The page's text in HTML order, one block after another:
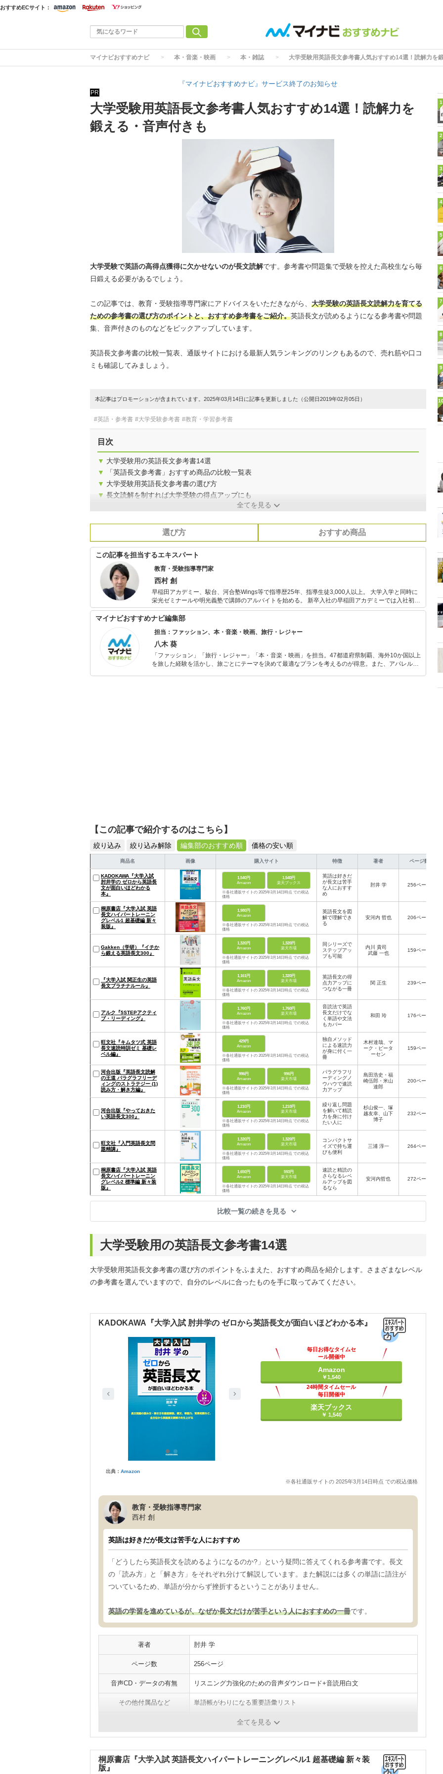
おすすめECサイト：
マイナビおすすめナビ 本・音楽・映画 本・雑誌 大学受験用英語長文参考書人気おすすめ14選！読解力を
『マイナビおすすめナビ』サービス終了のお知らせ
PR
大学受験用英語長文参考書人気おすすめ14選！読解力を
鍛える・音声付きも
大学受験で英語の高得点獲得に欠かせないのが長文読解です。参考書や問題集で受験を控えた高校生なら毎
日鍛える必要があるでしょう。
この記事では、教育・受験指導専門家にアドバイスをいただきながら、 大学受験の英語長文読解力を育てる
ための参考書の選び方のポイントと、おすすめ参考書をご紹介。英語長文が読めるようになる参考書や問題
集、音声付きのものなどをピックアップしています。
英語長文参考書の比較一覧表、通販サイトにおける最新人気ランキングのリンクもあるので、売れ筋や口コ
ミも確認してみましょう。
本記事はプロモーションが含まれています。2025年03月14日に記事を更新しました（公開日2019年02月05日）
#英語・参考書 #大学受験参考書 #教育・学習参考書
目次
▼ 大学受験用の英語長文参考書14選
▼
「英語長文参考書」おすすめ商品の比較一覧表
▼ 大学受験用英語長文参考書の選び方
▼ 長文読解を制すれば大学受験の得点アップにも
全てを見る
選び方 おすすめ商品
この記事を担当するエキスパート
教育・受験指導専門家
西村 創
早稲田アカデミー、駿台、河合塾Wings等で指導歴25年、指導生徒3,000人以上。 大学入学と同時に
栄光ゼミナールや明光義塾で講師のアルバイトを始める。 新卒入社の早稲田アカデミーでは入社初年
度に生徒授業満足度全講師中1位を取り、社長から表彰される。 駿台ではシンガポール校講師を経
て、社歴80年初の20代校長として香港校校長を務め、過去最高の合格実績を出す。 河合塾Wingsでは
プロダクション運営、All Aboutの教育・受験ガイド、教育・受験情報webメディアのコンテンツ執
筆・編集、全国の中学校・高校でのセミナー講演、書籍執筆などに携わる。 書籍出版10冊
（KADOKAWA、PHP研究所他）は全て重版更新中、累計14万部突破。 テレビ・新聞・雑誌などのメ
ディア出演、掲載多数。 「にしむら先生 受験指導専門家」としてYouTube配信中。
マイナビおすすめナビ編集部
担当：ファッション、本・音楽・映画、旅行・レジャー
八木 葵
「ファッション」「旅行・レジャー」「本・音楽・映画」を担当。47都道府県制覇、海外10か国以上
を旅した経験を活かし、旅ごとにテーマを決めて最適なプランを考えるのが得意。また、アパレルシ
【この記事で紹介するのはこちら】
絞り込み 絞り込み解除 編集部のおすすめ順 価格の安い順
商品名 画像 購入サイト 特徴 著者 ページ数
KADOKAWA『大学入試
肘井学の ゼロから英語長
文が面白いほどわかる
本』
1,540円
Amazon
1,540円
楽天ブックス
※各社通販サイトの 2025年3月14日時点 での税込
価格
英語は好きだ
が長文は苦手
な人におすす
め
肘井 学 256ページ
桐原書店『大学入試 英語
長文ハイパートレーニン
グレベル1 超基礎編 新々
装版』
1,980円
Amazon
※各社通販サイトの 2025年3月14日時点 での税込
価格
英語長文を図
解で理解でき
る
安河内 哲也 206ページ
Gakken（学研）『イチか
ら鍛える英語長文300』
1,320円
Amazon
1,320円
楽天市場
※各社通販サイトの 2025年3月14日時点 での税込
価格
同シリーズで
ステップアッ
プも可能
内川 貴司
武藤 一也
159ページ
『大学入試 関正生の英語
長文プラチナルール』
1,161円
Amazon
1,320円
楽天市場
※各社通販サイトの 2025年3月14日時点 での税込
価格
英語長文の得
点力アップに
つながる一冊
関 正生 239ページ
アルク『5STEPアクティ
ブ・リーディング』
1,760円
Amazon
1,760円
楽天市場
※各社通販サイトの 2025年3月14日時点 での税込
価格
音読法で英語
長文だけでな
く単語や文法
もカバー
和田 玲 176ページ
旺文社『キムタツ式 英語
長文速読特訓ゼミ 基礎レ
ベル編』
429円
Amazon
※各社通販サイトの 2025年3月14日時点 での税込
価格
独自メソッド
による速読力
が身に付く一
冊
木村達哉、マ
ーク・ピータ
ーセン
159ページ
河合出版『英語長文読解
の王道 パラグラフリーデ
ィングのストラテジー (1)
読み方・解き方編』
996円
Amazon
996円
楽天市場
※各社通販サイトの 2025年3月14日時点 での税込
価格
パラグラフリ
ーディングノ
ウハウで速読
力アップ
島田浩史・福
崎伍郎・米山
達郎
200ページ
河合出版『やっておきた
い英語長文300』
1,210円
Amazon
1,210円
楽天市場
※各社通販サイトの 2025年3月14日時点 での税込
価格
繰り返し問題
を解いて精読
力を身に付け
たい人に
杉山俊一、塚
越友幸、山下
博子
232ページ
旺文社『入門英語長文問
題精講』
1,320円
Amazon
1,320円
楽天市場
※各社通販サイトの 2025年3月14日時点 での税込
価格
コンパクトサ
イズで持ち運
びも便利
三浦 淳一 264ページ
桐原書店『大学入試 英語
長文ハイパートレーニン
グレベル2 標準編 新々装
版』
1,650円
Amazon
593円
楽天市場
※各社通販サイトの 2025年3月14日時点 での税込
価格
速読と精読の
さらなるレベ
ルアップを図
るなら
安河内哲也 272ページ
比較一覧の続きを見る
大学受験用の英語長文参考書14選
大学受験用英語長文参考書の選び方のポイントをふまえた、おすすめ商品を紹介します。さまざまなレベル
の参考書を選んでいますので、自分のレベルに合ったものを手に取ってみてください。
KADOKAWA『大学入試 肘井学の ゼロから英語長文が面白いほどわかる本』
出典： Amazon
毎日お得なタイムセ
ール開催中
Amazon
￥1,540
24時間タイムセール
毎日開催中
楽天ブックス
￥ 1,540
※各社通販サイトの 2025年3月14日時点 での税込価格
教育・受験指導専門家
西村 創
英語は好きだが長文は苦手な人におすすめ
「どうしたら英語長文を読めるようになるのか?」という疑問に答えてくれる参考書です。長文
の「読み方」と「解き方」をそれぞれ分けて解説しています。また解説には多くの単語に語注が
ついているため、単語が分からず挫折するということがありません。
英語の学習を進めているが、なぜか長文だけが苦手という人におすすめの一冊です。
著者 肘井 学
ページ数 256ページ
音声CD・データの有無 リスニング力強化のための音声ダウンロード+音読用白文
その他付属品など 単語帳がわりになる重要語彙リスト
全てを見る
桐原書店『大学入試 英語長文ハイパートレーニングレベル1 超基礎編 新々装
版』
1
2
3
4
5
6
7
8
9